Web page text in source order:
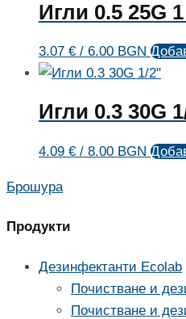
Игли 0.5 25G
3.07 € / 6.00 BGN
Игли 0.3 30G
4.09 € / 8.00 BGN
Брошура
Продукти
Дезинфектанти Ecolab
Почистване и
Почистване и